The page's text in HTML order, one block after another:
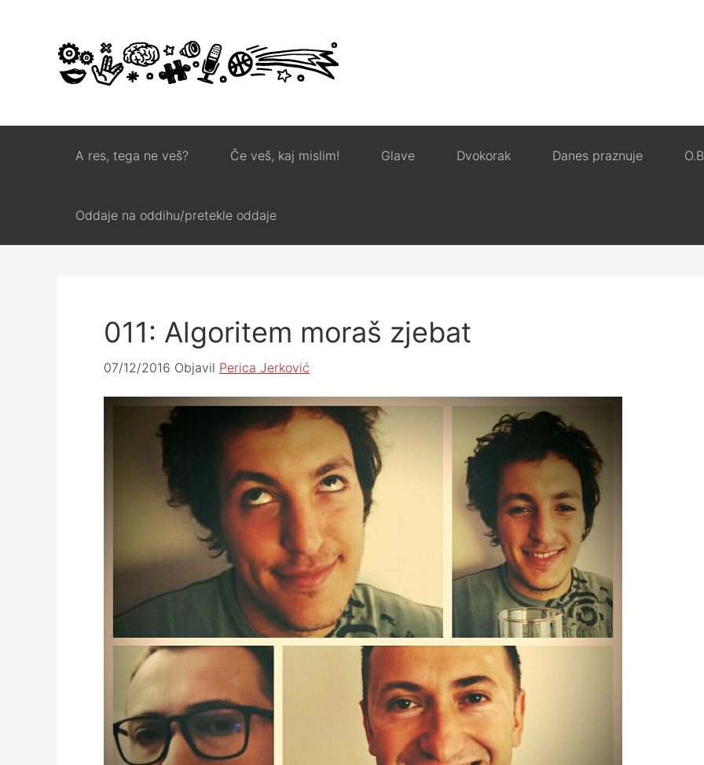
A res, tega ne veš? Če veš, kaj mislim! Glave Dvokorak Danes praznuje
Oddaje na oddihu/pretekle oddaje
011: Algoritem moraš zjebat
07/12/2016 Objavil Perica Jerković